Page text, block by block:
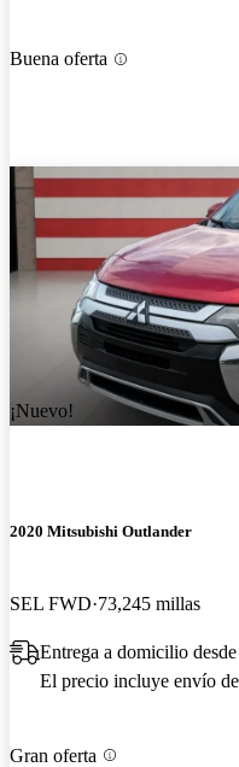
Buena oferta
¡Nuevo!
2020 Mitsubishi Outlander
SEL FWD 73,245 millas
Entrega a domicilio
El precio incluye envío
Gran oferta